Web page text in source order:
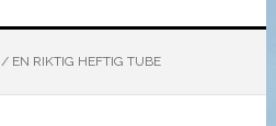
/EN RIKTIG HEFTIG TUBE